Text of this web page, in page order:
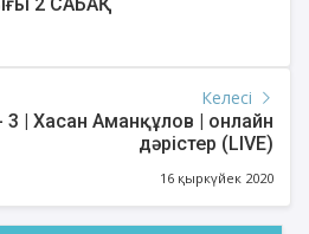
Келесі
3 | Хасан Аманқұлов | онлайн
дәрістер (LIVE)
16 қыркүйек 2020